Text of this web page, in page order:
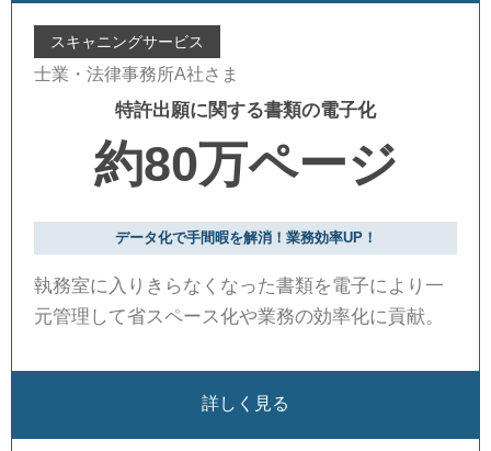
スキャニングサービス
士業・法律事務所A社さま
特許出願に関する書類の電子化
約80万ページ
データ化で手間暇を解消！業務効率UP！
執務室に入りきらなくなった書類を電子により一
元管理して省スペース化や業務の効率化に貢献。
詳しく見る